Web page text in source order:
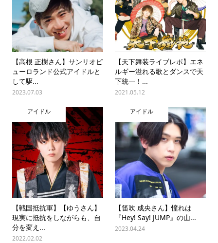
【高根 正樹さん】サンリオピ
ューロランド公式アイドルと
して駆...
2023.07.03
【天下舞装ライブレポ】エネ
ルギー溢れる歌とダンスで天
下統一！...
2021.05.12
アイドル
【戦国抵抗軍】【ゆうさん】
現実に抵抗をしながらも、自
分を変え...
2022.02.02
アイドル
【笛吹 成央さん】憧れは
『Hey! Say! JUMP』の山...
2023.04.24